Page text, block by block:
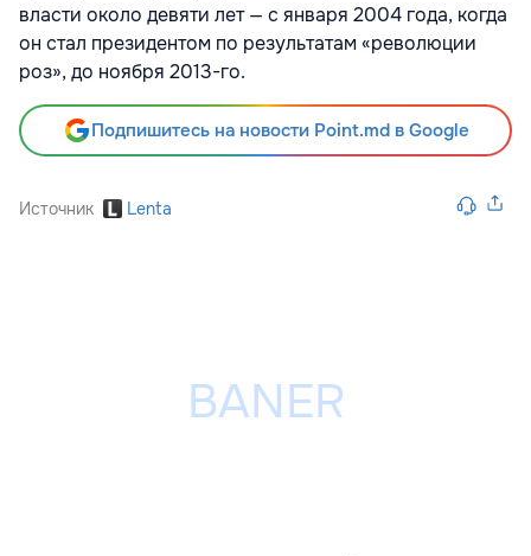
власти около девяти лет — с января 2004 года, когда
он стал президентом по результатам «революции
роз», до ноября 2013-го.
Подпишитесь на новости Point.md в Google
Источник Lenta